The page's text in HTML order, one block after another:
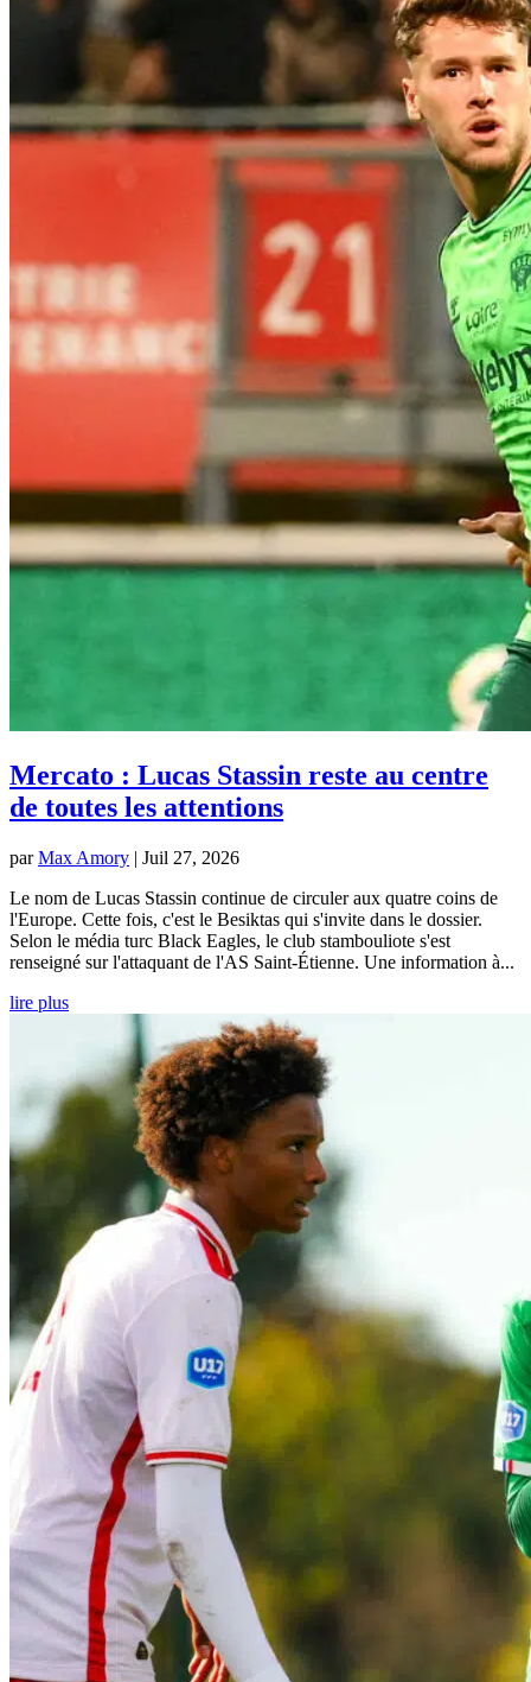
Mercato : Lucas Stassin reste au centre
de toutes les attentions
parMax Amory | Juil 27, 2026
Le nom de Lucas Stassin continue de circuler aux quatre coins de
l'Europe. Cette fois, c'est le Besiktas qui s'invite dans le dossier.
Selon le média turc Black Eagles, le club stambouliote s'est
renseigné sur l'attaquant de l'AS Saint-Étienne. Une information à...
lire plus